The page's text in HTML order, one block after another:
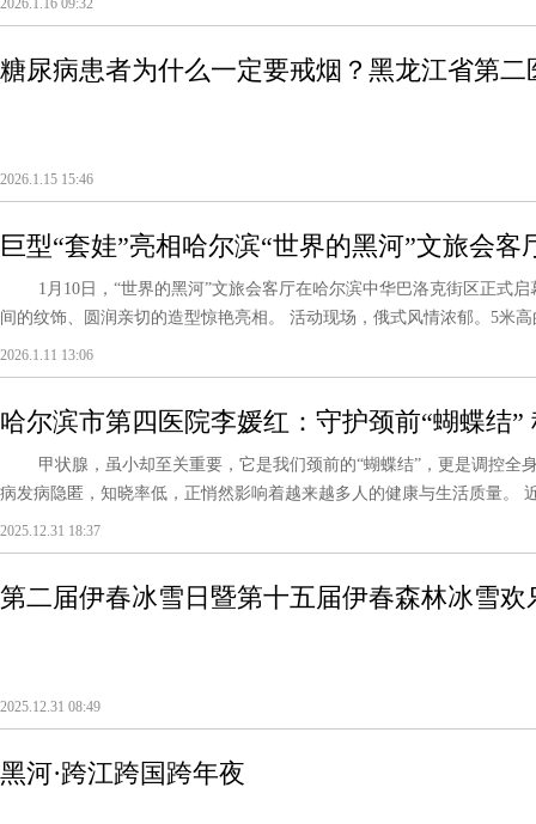
2026.1.16 09:32
糖尿病患者为什么一定要戒烟？黑龙江省第
2026.1.15 15:46
巨型“套娃”亮相哈尔滨“世界的黑河”文旅会客
1月10日，“世界的黑河”文旅会客厅在哈尔滨中华巴洛克街区正式启
间的纹饰、圆润亲切的造型惊艳亮相。 活动现场，俄式风情浓郁。5米
2026.1.11 13:06
哈尔滨市第四医院李媛红：守护颈前“蝴蝶结”
甲状腺，虽小却至关重要，它是我们颈前的“蝴蝶结”，更是调控全
病发病隐匿，知晓率低，正悄然影响着越来越多人的健康与生活质量。
2025.12.31 18:37
第二届伊春冰雪日暨第十五届伊春森林冰雪欢
2025.12.31 08:49
黑河·跨江跨国跨年夜